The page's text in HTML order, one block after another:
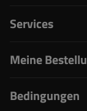
Services
Meine
Bedingungen